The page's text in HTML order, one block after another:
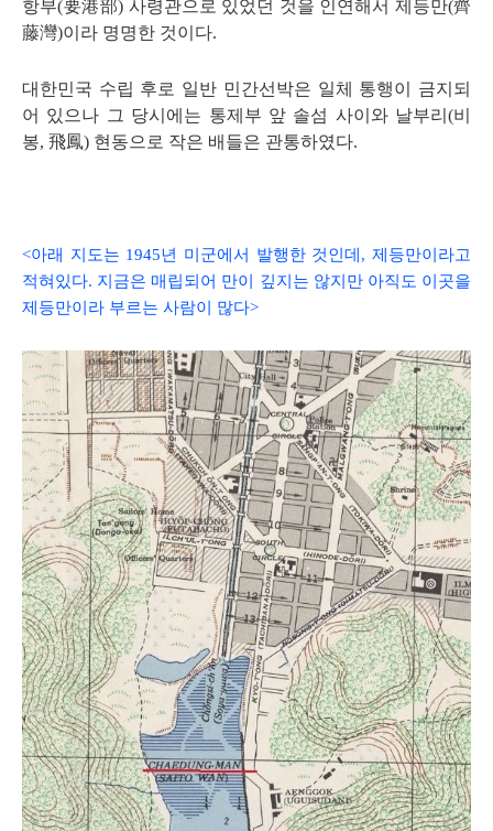
항부(要港部) 사령관으로 있었던 것을 인연해서 제등만(齊
藤灣)이라 명명한 것이다.
대한민국 수립 후로 일반 민간선박은 일체 통행이 금지되
어 있으나 그 당시에는 통제부 앞 솔섬 사이와 날부리 (비
봉, 飛鳳) 현동으로 작은 배들은 관통하였다.
<아래 지도는 1945년 미군에서 발행한 것인데, 제등만이라고
적혀있다. 지금은 매립되어 만이 깊지는 않지만 아직도 이곳을
제등만이라 부르는 사람이 많다>